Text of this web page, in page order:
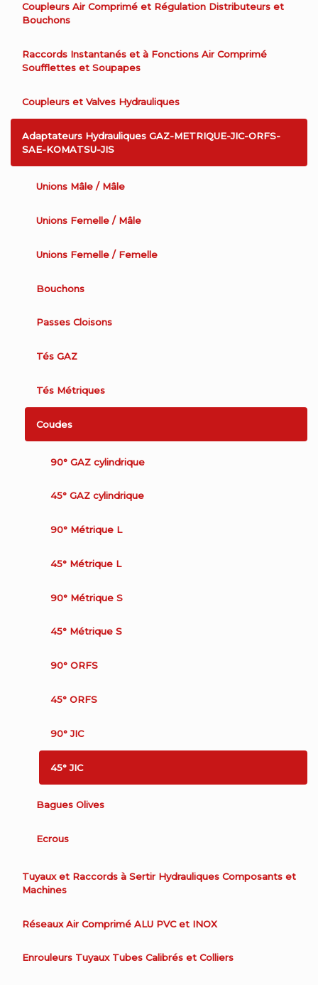
Coupleurs Air Comprimé et Régulation Distributeurs et
Bouchons
Raccords Instantanés et à Fonctions Air Comprimé
Soufflettes et Soupapes
Coupleurs et Valves Hydrauliques
Adaptateurs Hydrauliques GAZ-METRIQUE-JIC-ORFS-
SAE-KOMATSU-JIS
Unions Mâle / Mâle
Unions Femelle / Mâle
Unions Femelle / Femelle
Bouchons
Passes Cloisons
Tés GAZ
Tés Métriques
Coudes
90° GAZ cylindrique
45° GAZ cylindrique
90° Métrique L
45° Métrique L
90° Métrique S
45° Métrique S
90° ORFS
45° ORFS
90° JIC
45° JIC
Bagues Olives
Ecrous
Tuyaux et Raccords à Sertir Hydrauliques Composants et
Machines
Réseaux Air Comprimé ALU PVC et INOX
Enrouleurs Tuyaux Tubes Calibrés et Colliers